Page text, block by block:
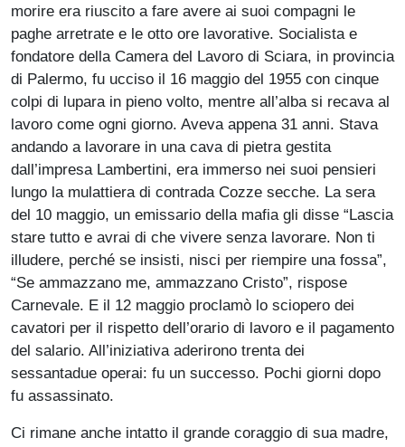
morire era riuscito a fare avere ai suoi compagni le
paghe arretrate e le otto ore lavorative. Socialista e
fondatore della Camera del Lavoro di Sciara, in provincia
di Palermo, fu ucciso il 16 maggio del 1955 con cinque
colpi di lupara in pieno volto, mentre all’alba si recava al
lavoro come ogni giorno. Aveva appena 31 anni. Stava
andando a lavorare in una cava di pietra gestita
dall’impresa Lambertini, era immerso nei suoi pensieri
lungo la mulattiera di contrada Cozze secche. La sera
del 10 maggio, un emissario della mafia gli disse “Lascia
stare tutto e avrai di che vivere senza lavorare. Non ti
illudere, perché se insisti, nisci per riempire una fossa”,
“Se ammazzano me, ammazzano Cristo”, rispose
Carnevale. E il 12 maggio proclamò lo sciopero dei
cavatori per il rispetto dell’orario di lavoro e il pagamento
del salario. All’iniziativa aderirono trenta dei
sessantadue operai: fu un successo. Pochi giorni dopo
fu assassinato.
Ci rimane anche intatto il grande coraggio di sua madre,